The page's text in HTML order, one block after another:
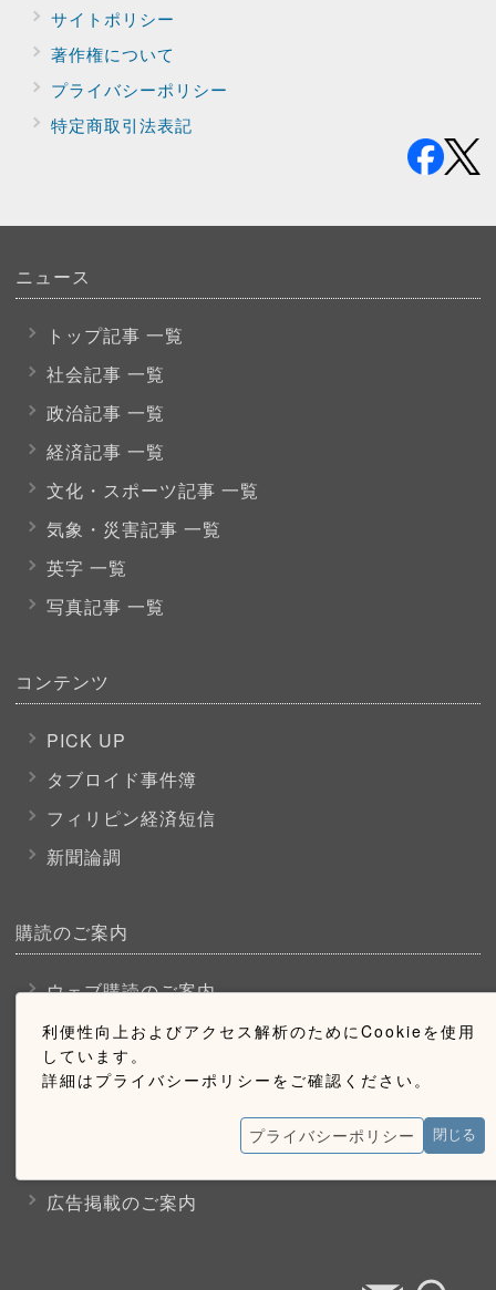
利便性向上およびアクセス解析のためにCookieを使用
しています。
詳細はプライバシーポリシーをご確認ください。
プライバシーポリシー 閉じる
サイトポリシー
著作権について
プライバシーポリシー
特定商取引法表記
ニュース
トップ記事 一覧
社会記事 一覧
政治記事 一覧
経済記事 一覧
文化・スポーツ記事 一覧
気象・災害記事 一覧
英字 一覧
写真記事 一覧
コンテンツ
PICK UP
タブロイド事件簿
フィリピン経済短信
新聞論調
購読のご案内
ウェブ購読のご案内
お問い合わせ
広告掲載のご案内